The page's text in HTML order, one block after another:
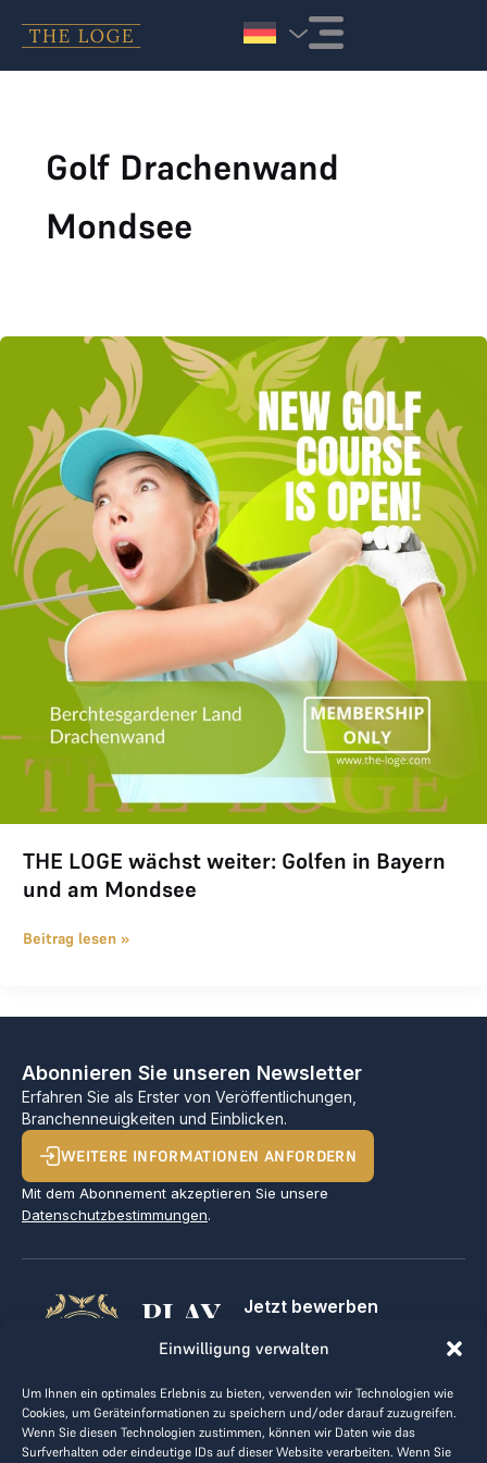
Einwilligung verwalten
Um Ihnen ein optimales Erlebnis zu bieten, verwenden wir Technologien wie
Cookies, um Geräteinformationen zu speichern und/oder darauf zuzugreifen.
Wenn Sie diesen Technologien zustimmen, können wir Daten wie das
Surfverhalten oder eindeutige IDs auf dieser Website verarbeiten. Wenn Sie
Golf Drachenwand
Mondsee
THE LOGE wächst weiter: Golfen in Bayern
und am Mondsee
THE LOGE wächst weiter: Golfen in Bayern und am Mondsee
Beitrag lesen »
Abonnieren Sie unseren Newsletter
Erfahren Sie als Erster von Veröffentlichungen,
Branchenneuigkeiten und Einblicken.
WEITERE INFORMATIONEN ANFORDERN
Mit dem Abonnement akzeptieren Sie unsere
Datenschutzbestimmungen.
PLAY
GOLF,
MAKE
BUSINESS
Jetzt bewerben
Kontakt
AGB
Datenrichtlinie